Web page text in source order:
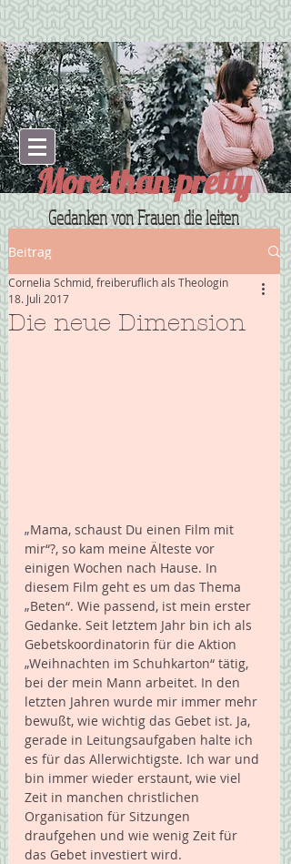
More than pretty
Gedanken von Frauen die leiten
Beitrag
Die neue Dimension
Cornelia Schmid, freiberuflich als Theologin
18. Juli 2017
„Mama, schaust Du einen Film mit
mir“?, so kam meine Älteste vor
einigen Wochen nach Hause. In
diesem Film geht es um das Thema
„Beten“. Wie passend, ist mein erster
Gedanke. Seit letztem Jahr bin ich als
Gebetskoordinatorin für die Aktion
„Weihnachten im Schuhkarton“ tätig,
bei der mein Mann arbeitet. In den
letzten Jahren wurde mir immer mehr
bewußt, wie wichtig das Gebet ist. Ja,
gerade in Leitungsaufgaben halte ich
es für das Allerwichtigste. Ich war und
bin immer wieder erstaunt, wie viel
Zeit in manchen christlichen
Organisation für Sitzungen
draufgehen und wie wenig Zeit für
das Gebet investiert wird.